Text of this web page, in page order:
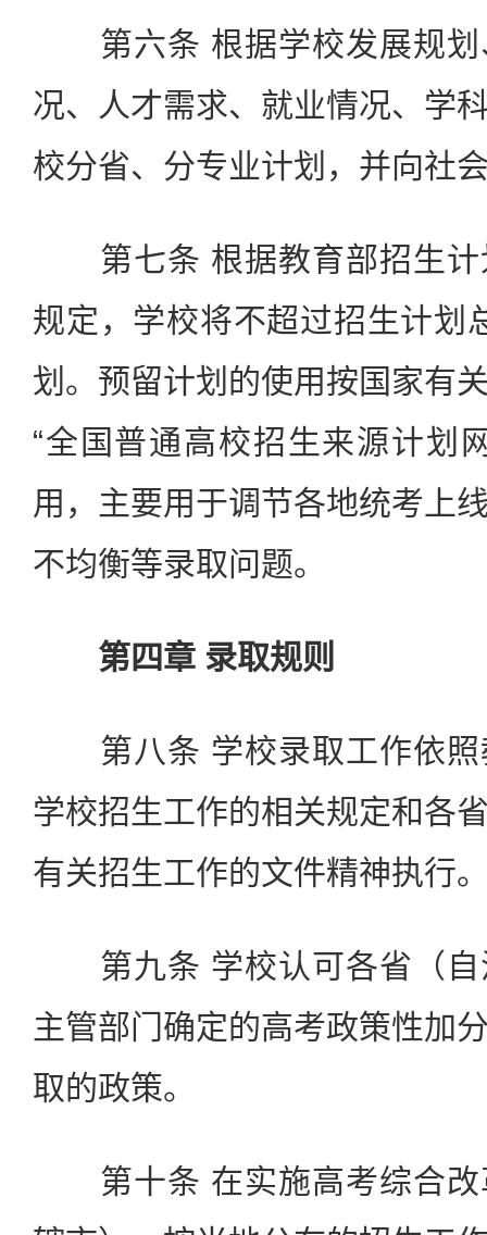
第六条 根据学校发展规划
况、人才需求、就业情况、学
校分省、分专业计划，并向社
第七条 根据教育部招生计
规定，学校将不超过招生计划
划。预留计划的使用按国家有
“全国普通高校招生来源计划
用，主要用于调节各地统考上
不均衡等录取问题。
第四章 录取规则
第八条 学校录取工作依照
学校招生工作的相关规定和各
有关招生工作的文件精神执行
第九条 学校认可各省（自
主管部门确定的高考政策性加
取的政策。
第十条 在实施高考综合改